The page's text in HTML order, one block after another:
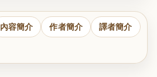
內容簡介 作者簡介 譯者簡介